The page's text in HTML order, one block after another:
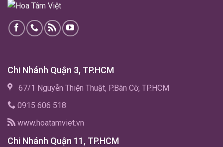
Chi Nhánh Quận 3, TP.HCM
67/1 Nguyễn Thiện Thuật, P.Bàn Cờ, TP.HCM
0915 606 518
www.hoatamviet.vn
Chi Nhánh Quận 11, TP.HCM